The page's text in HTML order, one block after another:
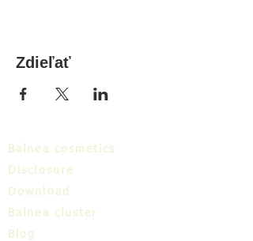
Zdieľať
Balnea cosmetics
Disclosure
Download
Balnea cluster
Blog